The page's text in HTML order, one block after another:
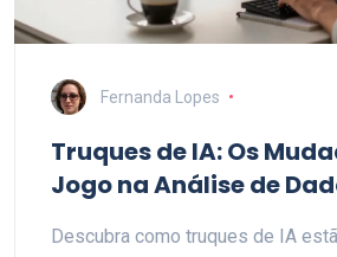
Fernanda Lopes
Truques de IA: Os
Jogo na Análise de
Descubra como truques de IA